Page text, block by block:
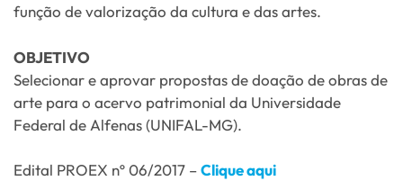
função de valorização da cultura e das artes.
OBJETIVO
Selecionar e aprovar propostas de doação de obras de
arte para o acervo patrimonial da Universidade
Federal de Alfenas (UNIFAL-MG).
Edital PROEX nº 06/2017 –Clique aqui